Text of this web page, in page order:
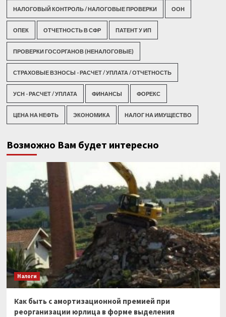
НАЛОГОВЫЙ КОНТРОЛЬ / НАЛОГОВЫЕ ПРОВЕРКИ ООН
ОПЕК ОТЧЕТНОСТЬ В СФР ПАТЕНТ У ИП
ПРОВЕРКИ ГОСОРГАНОВ (НЕНАЛОГОВЫЕ)
СТРАХОВЫЕ ВЗНОСЫ - РАСЧЕТ / УПЛАТА / ОТЧЕТНОСТЬ
УСН - РАСЧЕТ / УПЛАТА ФИНАНСЫ ФОРЕКС
ЦЕНА НА НЕФТЬ ЭКОНОМИКА НАЛОГ НА ИМУЩЕСТВО
Возможно Вам будет интересно
Налоги
Как быть с амортизационной премией при
реорганизации юрлица в форме выделения